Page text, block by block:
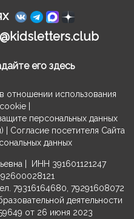
его здесь
отношении использования
персональных данных
Согласие посетителя Сайта
данных
| ИНН 391601121247
79316164680, 79291608072
деятельности
от 26 июня 2023